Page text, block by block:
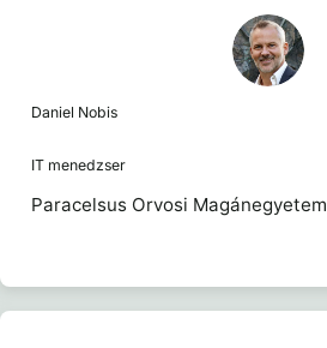
Daniel Nobis
IT menedzser
Paracelsus Orvosi Magánegyetem